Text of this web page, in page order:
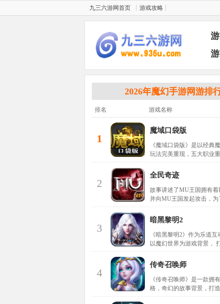
九三六游网首页 游戏攻略
2026年魔幻手游网游排
排名 游戏名称
1
魔域口袋版
《魔域口袋版》是以经典
玩法完美重现，五大职业
2
全民奇迹
故事讲述了MU王国拥有
并向MU王国发起攻击，为
3
暗黑黎明2
《暗黑黎明2》作为乐道
以魔幻世界为游戏背景，
4
传奇召唤师
《传奇召唤师》是一款拥
格，奇幻的故事背景，打